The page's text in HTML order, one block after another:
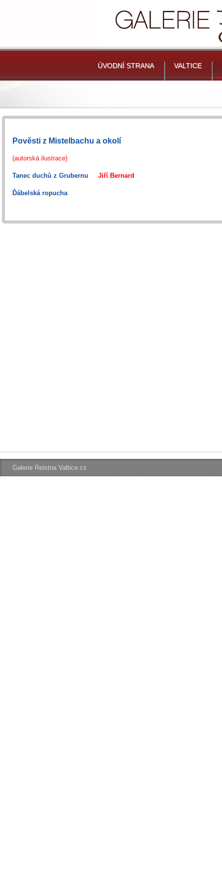
ÚVODNÍ STRANA VALTICE
Pověsti z Mistelbachu a okolí
(autorská ilustrace)
Tanec duchů z Grubernu Jiří Bernard
Ďábelská ropucha
Galerie Reistna Valtice.cz